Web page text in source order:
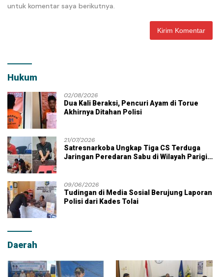
untuk komentar saya berikutnya.
Hukum
02/08/2026
Dua Kali Beraksi, Pencuri Ayam di Torue
Akhirnya Ditahan Polisi
21/07/2026
Satresnarkoba Ungkap Tiga CS Terduga
Jaringan Peredaran Sabu di Wilayah Parigi
09/06/2026
Tudingan di Media Sosial Berujung Laporan
Polisi dari Kades Tolai
Daerah